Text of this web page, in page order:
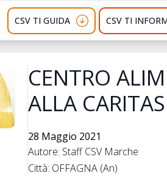
CSV TI GUIDA CSV TI
CENTRO
ALLA
28 Maggio 2021
Autore: Staff CSV Marche
Città: OFFAGNA (An)